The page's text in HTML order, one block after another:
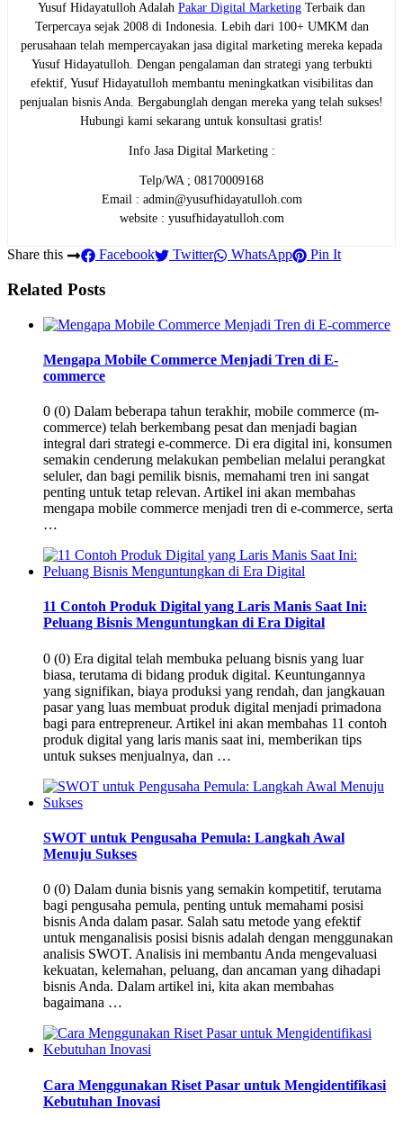
Yusuf Hidayatulloh Adalah Pakar Digital Marketing Terbaik dan
Terpercaya sejak 2008 di Indonesia. Lebih dari 100+ UMKM dan
perusahaan telah mempercayakan jasa digital marketing mereka kepada
Yusuf Hidayatulloh. Dengan pengalaman dan strategi yang terbukti
efektif, Yusuf Hidayatulloh membantu meningkatkan visibilitas dan
penjualan bisnis Anda. Bergabunglah dengan mereka yang telah sukses!
Hubungi kami sekarang untuk konsultasi gratis!
Info Jasa Digital Marketing :
Telp/WA ; 08170009168
Email : admin@yusufhidayatulloh.com
website : yusufhidayatulloh.com
Share this Facebook Twitter WhatsApp Pin It
Related Posts
Mengapa Mobile Commerce Menjadi Tren di E-
commerce
0 (0) Dalam beberapa tahun terakhir, mobile commerce (m-
commerce) telah berkembang pesat dan menjadi bagian
integral dari strategi e-commerce. Di era digital ini, konsumen
semakin cenderung melakukan pembelian melalui perangkat
seluler, dan bagi pemilik bisnis, memahami tren ini sangat
penting untuk tetap relevan. Artikel ini akan membahas
mengapa mobile commerce menjadi tren di e-commerce, serta
…
11 Contoh Produk Digital yang Laris Manis Saat Ini:
Peluang Bisnis Menguntungkan di Era Digital
0 (0) Era digital telah membuka peluang bisnis yang luar
biasa, terutama di bidang produk digital. Keuntungannya
yang signifikan, biaya produksi yang rendah, dan jangkauan
pasar yang luas membuat produk digital menjadi primadona
bagi para entrepreneur. Artikel ini akan membahas 11 contoh
produk digital yang laris manis saat ini, memberikan tips
untuk sukses menjualnya, dan …
SWOT untuk Pengusaha Pemula: Langkah Awal
Menuju Sukses
0 (0) Dalam dunia bisnis yang semakin kompetitif, terutama
bagi pengusaha pemula, penting untuk memahami posisi
bisnis Anda dalam pasar. Salah satu metode yang efektif
untuk menganalisis posisi bisnis adalah dengan menggunakan
analisis SWOT. Analisis ini membantu Anda mengevaluasi
kekuatan, kelemahan, peluang, dan ancaman yang dihadapi
bisnis Anda. Dalam artikel ini, kita akan membahas
bagaimana …
Cara Menggunakan Riset Pasar untuk Mengidentifikasi
Kebutuhan Inovasi